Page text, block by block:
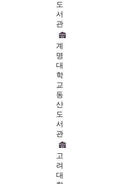
도
서
관
계
명
대
학
교
동
산
도
서
관
고
려
대